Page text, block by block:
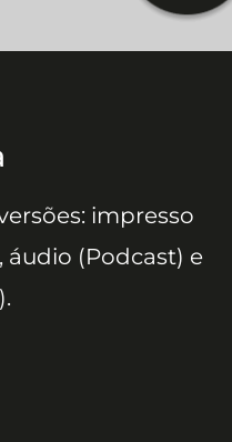
impresso
áudio (Podcast) e